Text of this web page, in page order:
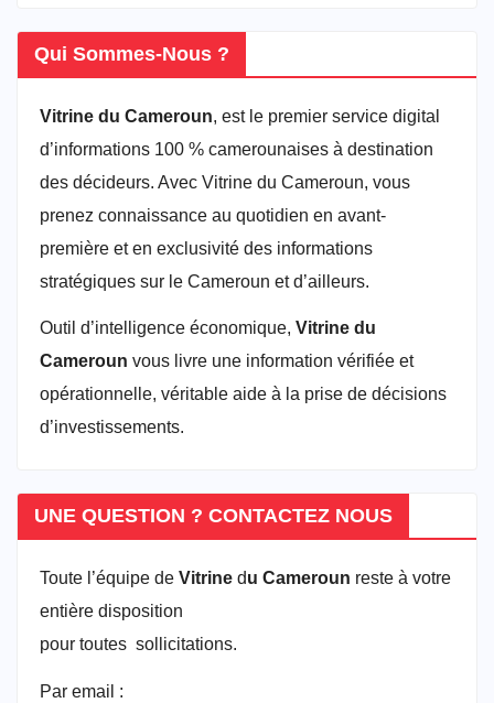
Qui Sommes-Nous ?
Vitrine du Cameroun, est le premier service digital
d’informations 100 % camerounaises à destination
des décideurs. Avec Vitrine du Cameroun, vous
prenez connaissance au quotidien en avant-
première et en exclusivité des informations
stratégiques sur le Cameroun et d’ailleurs.
Outil d’intelligence économique, Vitrine du
Cameroun vous livre une information vérifiée et
opérationnelle, véritable aide à la prise de décisions
d’investissements.
UNE QUESTION ? CONTACTEZ NOUS
Toute l’équipe de Vitrine du Cameroun reste à votre
entière disposition
pour toutes sollicitations.
Par email :